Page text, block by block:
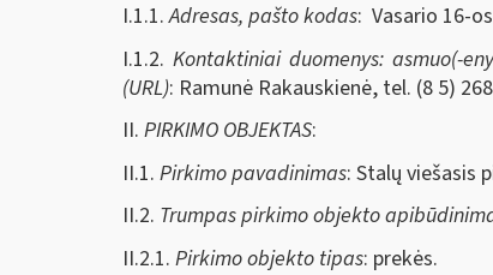
I.1.1.Adresas, pašto kodas: Vasario 16-
I.1.2. Kontaktiniai duomenys: asmuo(-
(URL): Ramunė Rakauskienė, tel. (8 5)
II. PIRKIMO OBJEKTAS:
II.1. Pirkimo pavadinimas: Stalų viešasis
II.2. Trumpas pirkimo objekto
II.2.1. Pirkimo objekto tipas: prekės.